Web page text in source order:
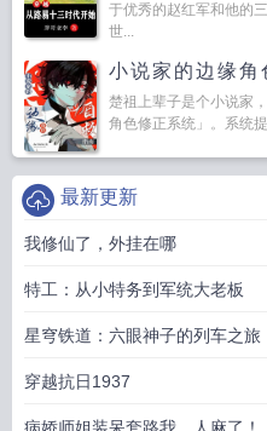
于优秀的赵红军和他的
世...
小说家的边缘角
楚祖上辈子是个小说家
角色修正系统」。系统
最新更新
我修仙了，外挂在哪
特工：从小特务到军统大老板
星穹铁道：六眼神子的列车之旅
穿越抗日1937